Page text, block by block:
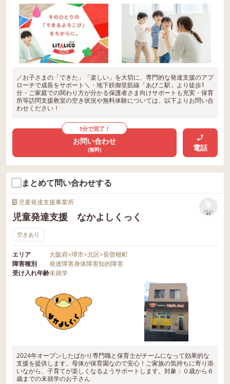
／お子さまの「できた」「楽しい」を大切に、専門的な発達支援のアプ
ローチで成長をサポート＼・地下鉄御堂筋線「あびこ駅」より徒歩1
分・ご家庭での関わり方が分かる保護者さま向けサポートも充実・保育
所等訪問支援教室の空き状況や無料体験については、以下よりお問い合
わせください！
1分で完了！
お問い合わせ
(無料) 電話
まとめて問い合わせする
児童発達支援事業所
児童発達支援 なかよしくっく
リストに
保存
空きあり
エリア 大阪府>堺市>北区>長曽根町
障害種別
発達障害身体障害知的障害
受け入れ年齢未就学
2024年オープンしたばかり専門職と保育士がチームになって効果的な
支援を提供します。母体が保育園なので安心！ご家族の気持ちに寄り添
いながら、子育てが楽しくなるようサポートします。対象：０歳から６
歳までの未就学のお子さん